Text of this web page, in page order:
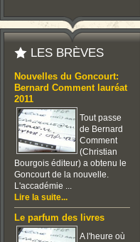
LES BRÈVES
Nouvelles du Goncourt:
Bernard Comment lauréat
2011
Tout passe
de Bernard
Comment
(Christian
Bourgois éditeur) a obtenu le
Goncourt de la nouvelle.
L'accadémie ...
Lire la suite...
Le parfum des livres
A l'heure où